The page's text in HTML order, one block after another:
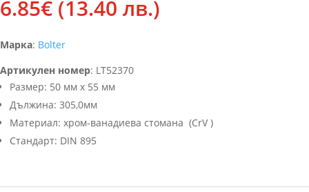
6.85€ (13.40 лв.)
Марка: Bolter
Артикулен номер: LT52370
Размер: 50 мм х 55 мм
Дължина: 305,0мм
Материал: хром-ванадиева стомана (CrV )
Стандарт: DIN 895